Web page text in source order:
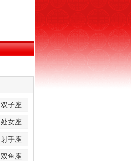
双子座
处女座
射手座
双鱼座